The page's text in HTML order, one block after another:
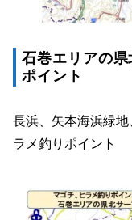
石巻エリアの
ポイント
長浜、矢本海浜緑
ラメ釣りポイント